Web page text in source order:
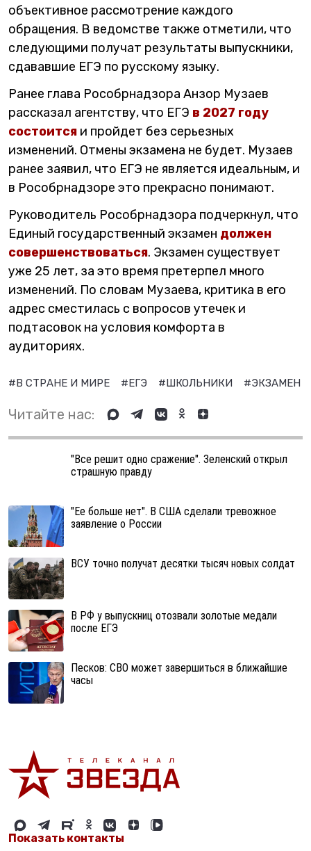
объективное рассмотрение каждого
обращения. В ведомстве также отметили, что
следующими получат результаты выпускники,
сдававшие ЕГЭ по русскому языку.
Ранее глава Рособрнадзора Анзор Музаев
рассказал агентству, что ЕГЭ в 2027 году
состоится и пройдет без серьезных
изменений. Отмены экзамена не будет. Музаев
ранее заявил, что ЕГЭ не является идеальным, и
в Рособрнадзоре это прекрасно понимают.
Руководитель Рособрнадзора подчеркнул, что
Единый государственный экзамен должен
совершенствоваться. Экзамен существует
уже 25 лет, за это время претерпел много
изменений. По словам Музаева, критика в его
адрес сместилась с вопросов утечек и
подтасовок на условия комфорта в
аудиториях.
#В СТРАНЕ И МИРЕ #ЕГЭ #ШКОЛЬНИКИ #ЭКЗАМЕН
Читайте нас:
"Все решит одно сражение". Зеленский открыл
страшную правду
"Ее больше нет". В США сделали тревожное
заявление о России
ВСУ точно получат десятки тысяч новых солдат
В РФ у выпускниц отозвали золотые медали
после ЕГЭ
Песков: СВО может завершиться в ближайшие
часы
Показать контакты